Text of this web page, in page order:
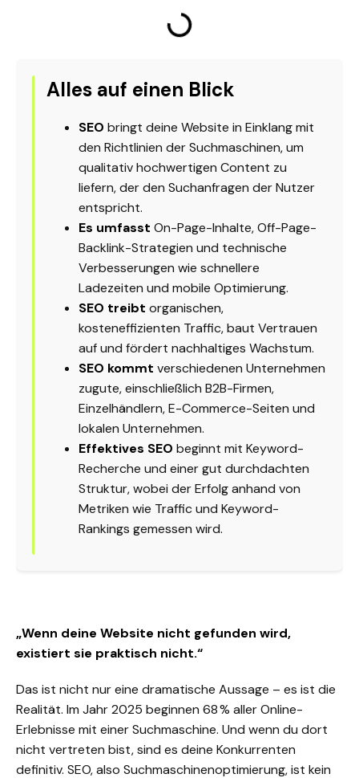
Alles auf einen Blick
SEO bringt deine Website in Einklang mit
den Richtlinien der Suchmaschinen, um
qualitativ hochwertigen Content zu
liefern, der den Suchanfragen der Nutzer
entspricht.
Es umfasst On-Page-Inhalte, Off-Page-
Backlink-Strategien und technische
Verbesserungen wie schnellere
Ladezeiten und mobile Optimierung.
SEO treibt organischen,
kosteneffizienten Traffic, baut Vertrauen
auf und fördert nachhaltiges Wachstum.
SEO kommt verschiedenen Unternehmen
zugute, einschließlich B2B-Firmen,
Einzelhändlern, E-Commerce-Seiten und
lokalen Unternehmen.
Effektives SEO beginnt mit Keyword-
Recherche und einer gut durchdachten
Struktur, wobei der Erfolg anhand von
Metriken wie Traffic und Keyword-
Rankings gemessen wird.
„Wenn deine Website nicht gefunden wird,
existiert sie praktisch nicht.“
Das ist nicht nur eine dramatische Aussage – es ist die
Realität. Im Jahr 2025 beginnen 68 % aller Online-
Erlebnisse mit einer Suchmaschine. Und wenn du dort
nicht vertreten bist, sind es deine Konkurrenten
definitiv. SEO, also Suchmaschinenoptimierung, ist kein